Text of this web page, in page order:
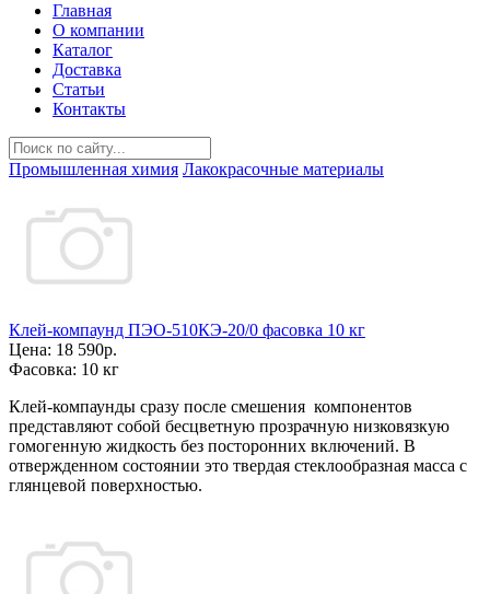
Главная
О компании
Каталог
Доставка
Статьи
Контакты
Промышленная химия Лакокрасочные материалы
Клей-компаунд ПЭО-510КЭ-20/0 фасовка 10 кг
Цена: 18 590р.
Фасовка: 10 кг
Клей-компаунды сразу после смешения компонентов
представляют собой бесцветную прозрачную низковязкую
гомогенную жидкость без посторонних включений. В
отвержденном состоянии это твердая стеклообразная масса с
глянцевой поверхностью.